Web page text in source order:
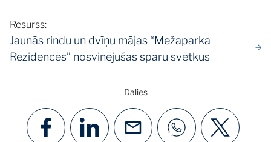
Resurss:
Jaunās rindu un dvīņu mājas “Mežaparka
Rezidencēs” nosvinējušas spāru svētkus
Dalies